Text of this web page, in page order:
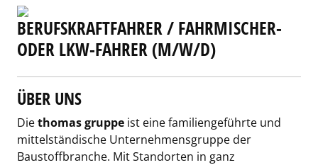
BERUFSKRAFTFAHRER / FAHRMISCHER-
ODER LKW-FAHRER (M/W/D)
ÜBER UNS
Diethomas gruppe ist eine familiengeführte und
mittelständische Unternehmensgruppe der
Baustoffbranche. Mit Standorten in ganz